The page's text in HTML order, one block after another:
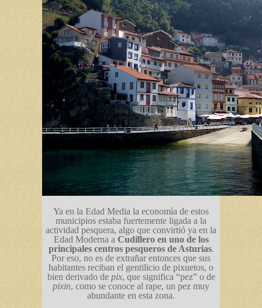
Ya en la Edad Media la economía de estos
municipios estaba fuertemente ligada a la
actividad pesquera, algo que convirtió ya en la
Edad Moderna a Cudillero en uno de los
principales centros pesqueros de Asturias.
Por eso, no es de extrañar entonces que sus
habitantes reciban el gentilicio de pixuetos, o
bien derivado de pix, que significa “pez” o de
pixin, como se conoce al rape, un pez muy
abundante en esta zona.